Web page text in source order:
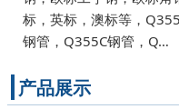
标，英标，澳标等，
钢管，Q355C钢管，Q…
产品展示